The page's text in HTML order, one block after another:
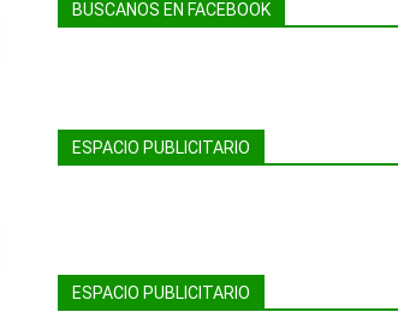
BUSCANOS EN FACEBOOK
ESPACIO PUBLICITARIO
ESPACIO PUBLICITARIO